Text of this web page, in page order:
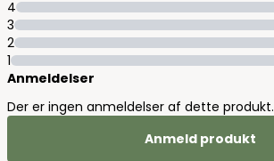
4
3
2
1
Anmeldelser
Der er ingen anmeldelser af dette produkt.
Anmeld produkt